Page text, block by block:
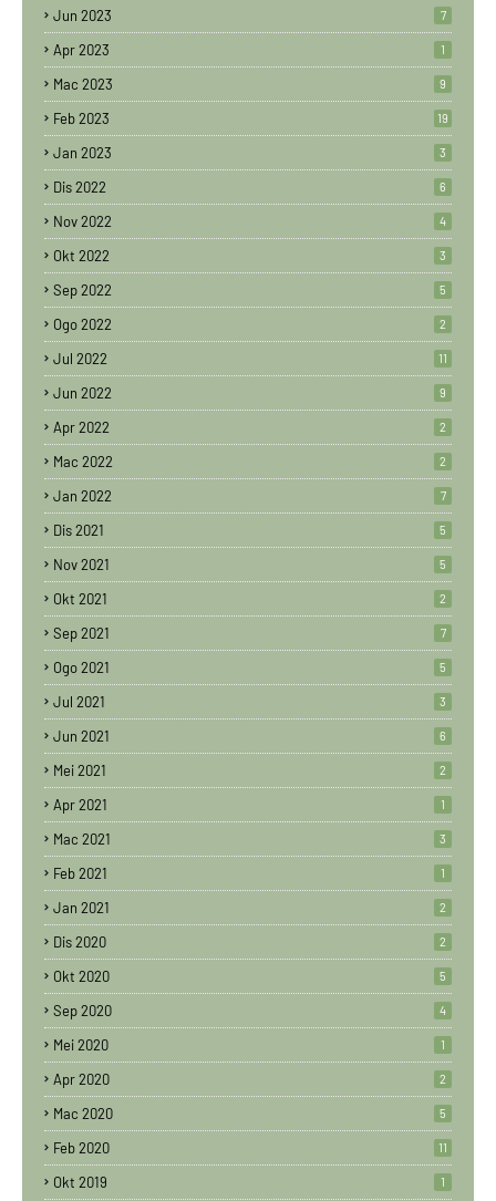
Jun 2023 7
Apr 2023 1
Mac 2023 9
Feb 2023 19
Jan 2023 3
Dis 2022 6
Nov 2022 4
Okt 2022 3
Sep 2022 5
Ogo 2022 2
Jul 2022 11
Jun 2022 9
Apr 2022 2
Mac 2022 2
Jan 2022 7
Dis 2021 5
Nov 2021 5
Okt 2021 2
Sep 2021 7
Ogo 2021 5
Jul 2021 3
Jun 2021 6
Mei 2021 2
Apr 2021 1
Mac 2021 3
Feb 2021 1
Jan 2021 2
Dis 2020 2
Okt 2020 5
Sep 2020 4
Mei 2020 1
Apr 2020 2
Mac 2020 5
Feb 2020 11
Okt 2019 1